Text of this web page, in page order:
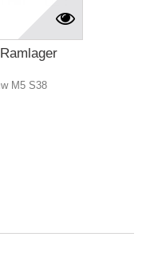
M5 S38